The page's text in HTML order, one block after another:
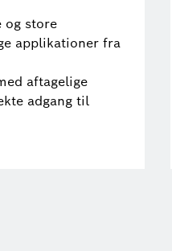
og store
applikationer fra
aftagelige
adgang til